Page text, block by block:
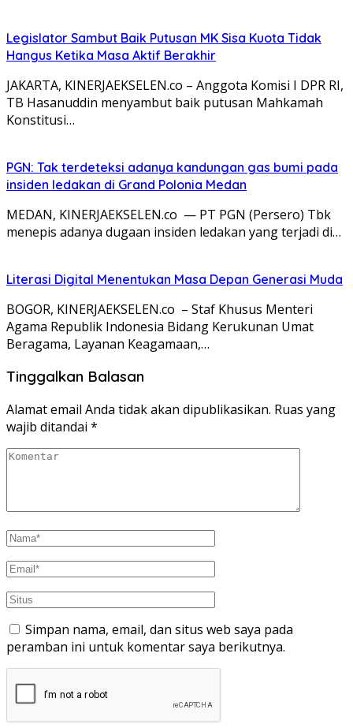
Legislator Sambut Baik Putusan MK Sisa Kuota Tidak
Hangus Ketika Masa Aktif Berakhir
JAKARTA, KINERJAEKSELEN.co – Anggota Komisi I DPR RI,
TB Hasanuddin menyambut baik putusan Mahkamah
Konstitusi…
PGN: Tak terdeteksi adanya kandungan gas bumi pada
insiden ledakan di Grand Polonia Medan
MEDAN, KINERJAEKSELEN.co — PT PGN (Persero) Tbk
menepis adanya dugaan insiden ledakan yang terjadi di…
Literasi Digital Menentukan Masa Depan Generasi Muda
BOGOR, KINERJAEKSELEN.co – Staf Khusus Menteri
Agama Republik Indonesia Bidang Kerukunan Umat
Beragama, Layanan Keagamaan,…
Tinggalkan Balasan
Alamat email Anda tidak akan dipublikasikan. Ruas yang
wajib ditandai *
Simpan nama, email, dan situs web saya pada
peramban ini untuk komentar saya berikutnya.